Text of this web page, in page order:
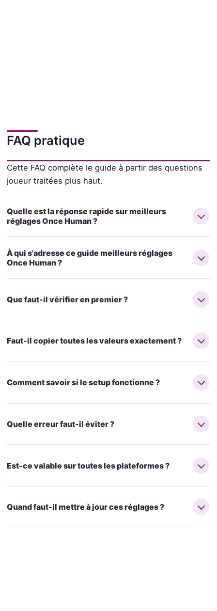
FAQ pratique
Cette FAQ complète le guide à partir des questions
joueur traitées plus haut.
Quelle est la réponse rapide sur meilleurs
réglages Once Human ?
À qui s'adresse ce guide meilleurs réglages
Once Human ?
Que faut-il vérifier en premier ?
Faut-il copier toutes les valeurs exactement ?
Comment savoir si le setup fonctionne ?
Quelle erreur faut-il éviter ?
Est-ce valable sur toutes les plateformes ?
Quand faut-il mettre à jour ces réglages ?